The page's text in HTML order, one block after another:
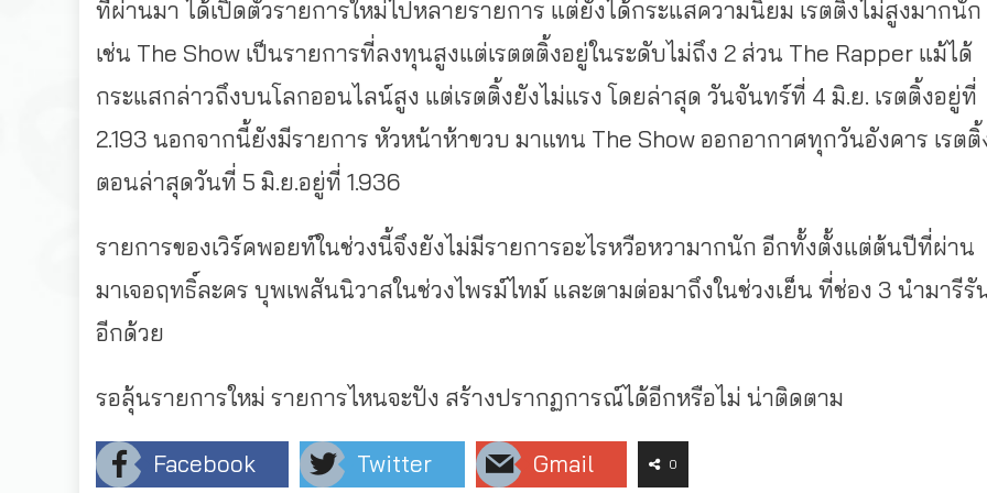
ที่ผ่านมา ได้เปิดตัวรายการใหม่ไปหลายรายการ แต่ยังได้กระแสความนิยม เรตติ้งไม่สูงมากนัก
เช่น The Show เป็นรายการที่ลงทุนสูงแต่เรตตติ้งอยู่ในระดับไม่ถึง 2 ส่วน The Rapper แม้ได้
กระแสกล่าวถึงบนโลกออนไลน์สูง แต่เรตติ้งยังไม่แรง โดยล่าสุด วันจันทร์ที่ 4 มิ.ย. เรตติ้งอยู่ที่
2.193 นอกจากนี้ยังมีรายการ หัวหน้าห้าขวบ มาแทน The Show ออกอากาศทุกวันอังคาร เรตติ้
ตอนล่าสุดวันที่ 5 มิ.ย.อยู่ที่ 1.936
รายการของเวิร์คพอยท์ในช่วงนี้จึงยังไม่มีรายการอะไรหวือหวามากนัก อีกทั้งตั้งแต่ต้นปีที่ผ่าน
มาเจอฤทธิ์ละคร บุพเพสันนิวาสในช่วงไพรม์ไทม์ และตามต่อมาถึงในช่วงเย็น ที่ช่อง 3 นำมารีรั
อีกด้วย
รอลุ้นรายการใหม่ รายการไหนจะปัง สร้างปรากฏการณ์ได้อีกหรือไม่ น่าติดตาม
Facebook Twitter Gmail 0